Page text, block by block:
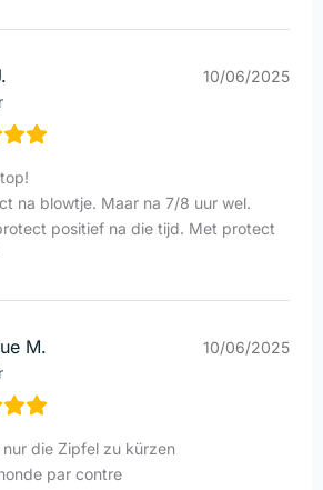
10/06/2025
na blowtje. Maar na 7/8 uur wel.
positief na die tijd. Met protect
M. 10/06/2025
nur die Zipfel zu kürzen
par contre